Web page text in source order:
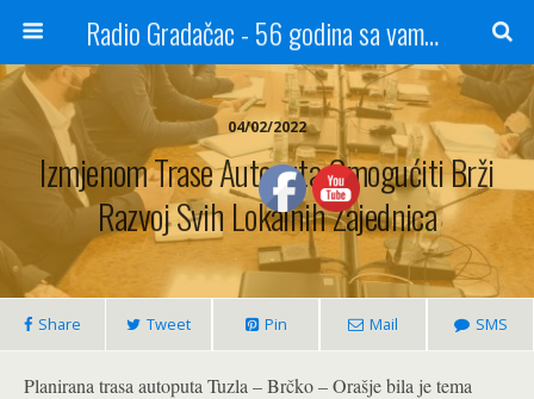
Radio Gradačac - 56 godina sa vama...
04/02/2022
Izmjenom Trase Autoputa Omogućiti Brži
Razvoj Svih Lokalnih Zajednica
Share Tweet Pin Mail SMS
Planirana trasa autoputa Tuzla – Brčko – Orašje bila je tema